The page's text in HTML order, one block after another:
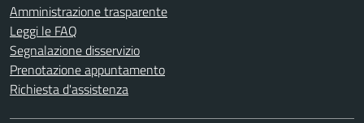
Amministrazione trasparente
Leggi le FAQ
Segnalazione disservizio
Prenotazione appuntamento
Richiesta d'assistenza